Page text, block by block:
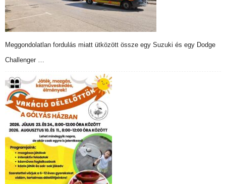
Meggondolatlan fordulás miatt ütközött össze egy Suzuki és egy Dodge
Challenger …